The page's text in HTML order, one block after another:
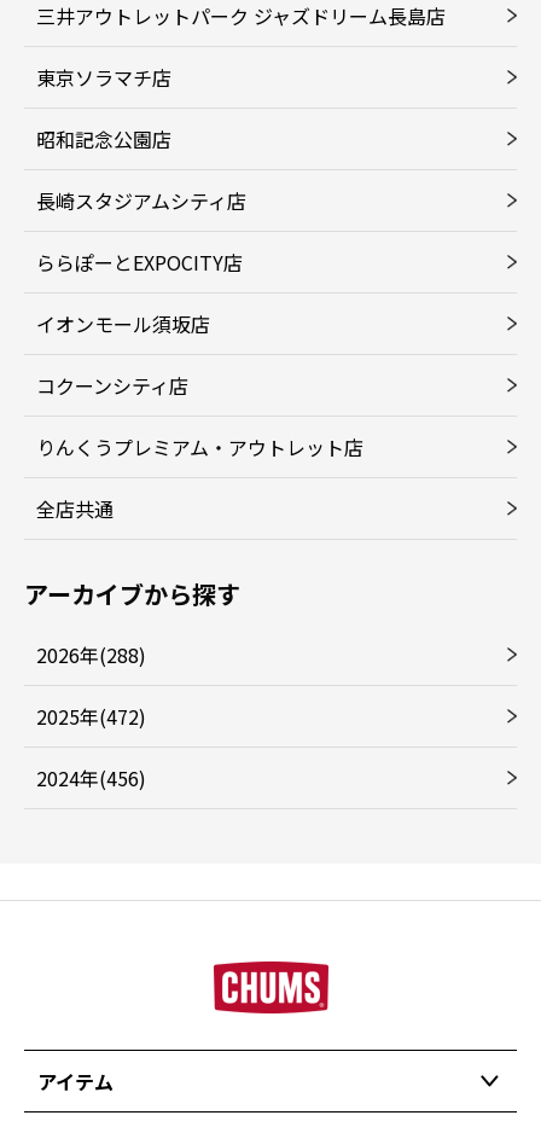
三井アウトレットパーク ジャズドリーム長島店
東京ソラマチ店
昭和記念公園店
長崎スタジアムシティ店
ららぽーとEXPOCITY店
イオンモール須坂店
コクーンシティ店
りんくうプレミアム・アウトレット店
全店共通
アーカイブから探す
2026年(288)
2025年(472)
2024年(456)
アイテム